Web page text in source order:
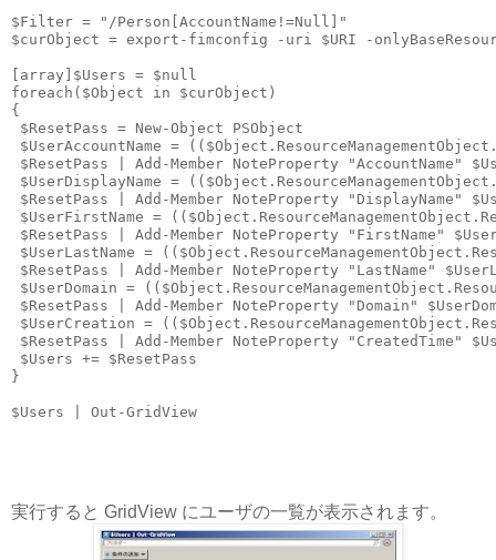
$Filter = "/Person[AccountName!=Null]"
$curObject = export-fimconfig -uri $URI -
[array]$Users = $null
foreach($Object in $curObject)
{
$ResetPass = New-Object PSObject
$UserAccountName =
$ResetPass | Add-Member NoteProperty "AccountName"
$UserDisplayName =
$ResetPass | Add-Member NoteProperty "DisplayName"
$UserFirstName =
$ResetPass | Add-Member NoteProperty "FirstName"
$UserLastName =
$ResetPass | Add-Member NoteProperty "LastName"
$UserDomain =
$ResetPass | Add-Member NoteProperty "Domain"
$UserCreation =
$ResetPass | Add-Member NoteProperty "CreatedTime"
$Users += $ResetPass
}
実行すると GridView にユーザの一覧が表示されます。